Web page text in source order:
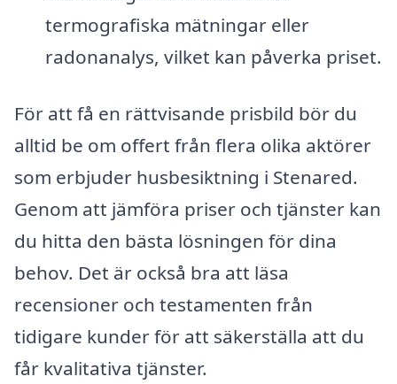
termografiska mätningar eller
radonanalys, vilket kan påverka priset.
För att få en rättvisande prisbild bör du
alltid be om offert från flera olika aktörer
som erbjuder husbesiktning i Stenared.
Genom att jämföra priser och tjänster kan
du hitta den bästa lösningen för dina
behov. Det är också bra att läsa
recensioner och testamenten från
tidigare kunder för att säkerställa att du
får kvalitativa tjänster.